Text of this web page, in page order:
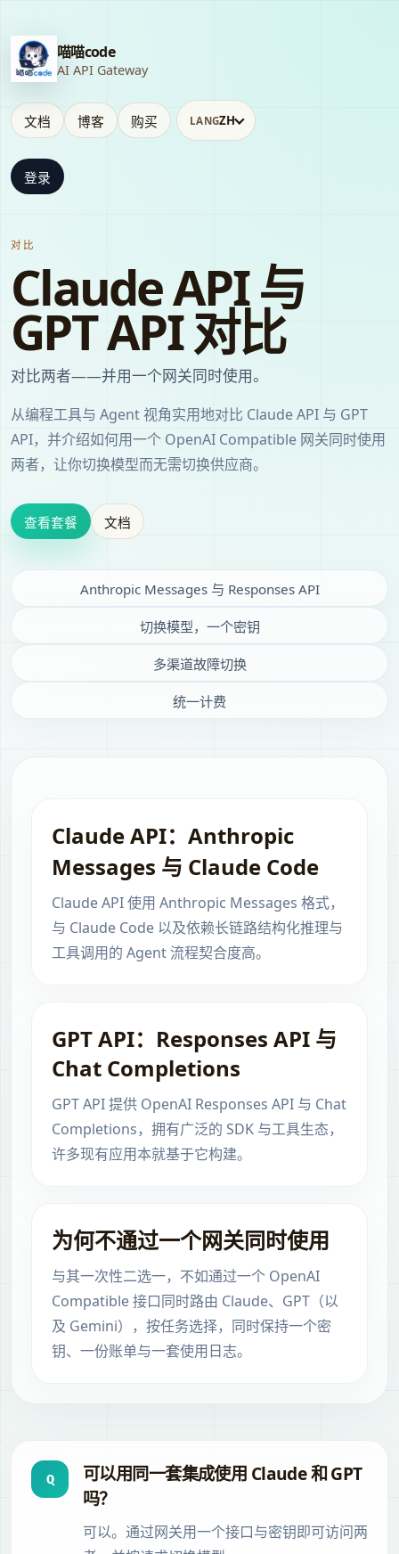
喵喵code
AI API Gateway
文档 博客 购买 LANGZH
登录
对比
Claude API 与
GPT API 对比
对比两者——并用一个网关同时使用。
从编程工具与 Agent 视角实用地对比 Claude API 与 GPT
API，并介绍如何用一个 OpenAI Compatible 网关同时使用
两者，让你切换模型而无需切换供应商。
查看套餐 文档
Anthropic Messages 与 Responses API
切换模型，一个密钥
多渠道故障切换
统一计费
Claude API：Anthropic
Messages 与 Claude Code
Claude API 使用 Anthropic Messages 格式，
与 Claude Code 以及依赖长链路结构化推理与
工具调用的 Agent 流程契合度高。
GPT API：Responses API 与
Chat Completions
GPT API 提供 OpenAI Responses API 与 Chat
Completions，拥有广泛的 SDK 与工具生态，
许多现有应用本就基于它构建。
为何不通过一个网关同时使用
与其一次性二选一，不如通过一个 OpenAI
Compatible 接口同时路由 Claude、GPT（以
及 Gemini），按任务选择，同时保持一个密
钥、一份账单与一套使用日志。
Q
可以用同一套集成使用 Claude 和 GPT
吗？
可以。通过网关用一个接口与密钥即可访问两